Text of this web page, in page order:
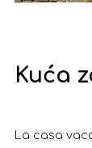
Kuća
La casa